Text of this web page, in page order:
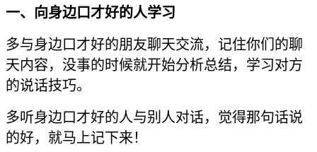
一、向身边口才好的人学习
多与身边口才好的朋友聊天交流，记住你们的聊
天内容，没事的时候就开始分析总结，学习对方
的说话技巧。
多听身边口才好的人与别人对话，觉得那句话说
的好，就马上记下来！